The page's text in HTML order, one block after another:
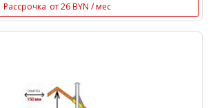
Рассрочка от 26 BYN / мес